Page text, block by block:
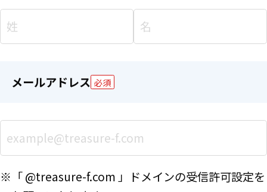
メールアドレス 必須
※「 @treasure-f.com 」ドメインの受信許可設定を